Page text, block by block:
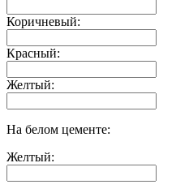
Коричневый:
Красный:
Желтый:
На белом цементе:
Желтый: